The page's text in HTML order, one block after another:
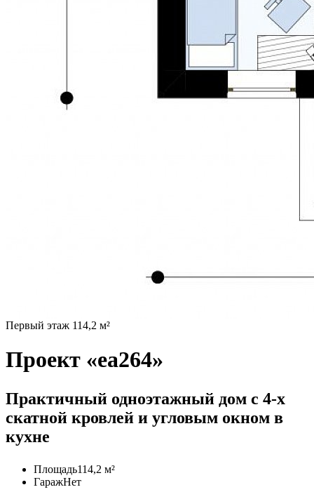
Первый этаж 114,2 м²
Проект «ea264»
Практичный одноэтажный дом с 4-х
скатной кровлей и угловым окном в
кухне
Площадь114,2 м²
ГаражНет